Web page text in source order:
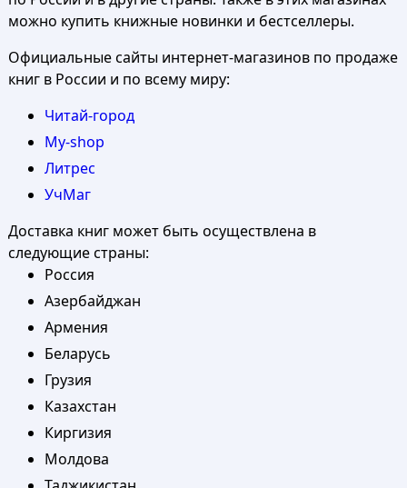
можно купить книжные новинки и бестселлеры.
Официальные сайты интернет-магазинов по продаже
книг в России и по всему миру:
Читай-город
My-shop
Литрес
УчМаг
Доставка книг может быть осуществлена в
следующие страны:
Россия
Азербайджан
Армения
Беларусь
Грузия
Казахстан
Киргизия
Молдова